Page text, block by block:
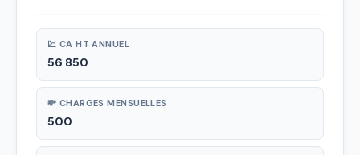
💹 CA HT ANNUEL
56 850
💸 CHARGES MENSUELLES
500